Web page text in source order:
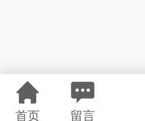
首页 留言